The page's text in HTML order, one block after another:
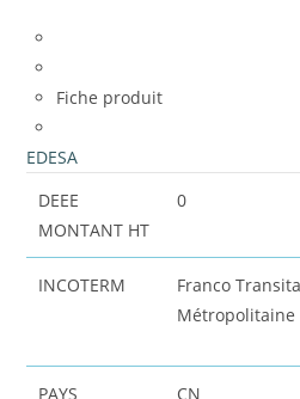
Fiche produit
EDESA
DEEE
MONTANT HT
0
INCOTERM
Franco
Métropolitaine
PAYS CN